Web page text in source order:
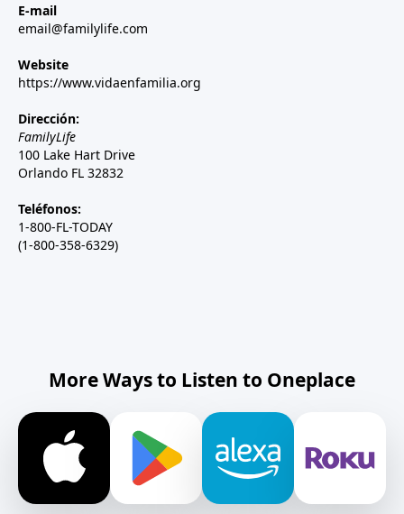
E-mail
email@familylife.com
Website
https://www.vidaenfamilia.org
Dirección:
FamilyLife
100 Lake Hart Drive
Orlando FL 32832
Teléfonos:
1-800-FL-TODAY
(1-800-358-6329)
More Ways to Listen to Oneplace